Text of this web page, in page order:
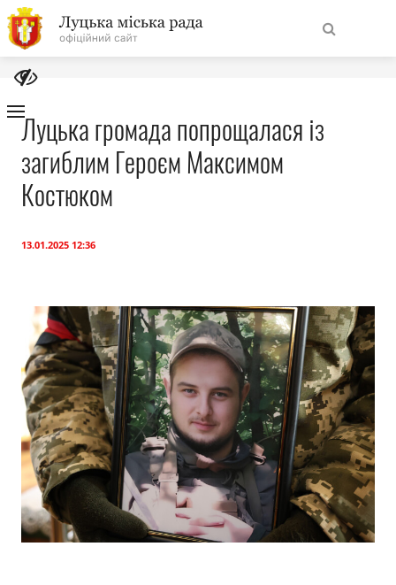
На
головну
Навігація
сайту
Про місто
Бюджет
Публічна інформація
Прозорість влади
Документи
Луцька громада попрощалася із
загиблим Героєм Максимом
Костюком
13.01.2025 12:36